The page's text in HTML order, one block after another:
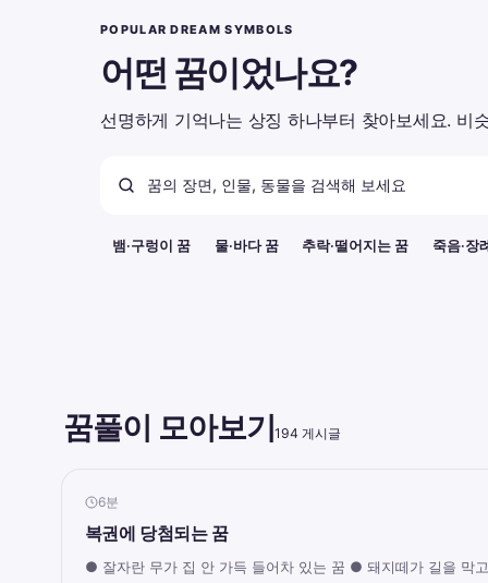
POPULAR DREAM SYMBOLS
어떤 꿈이었나요?
선명하게 기억나는 상징 하나부터 찾아보세요. 비
뱀·구렁이 꿈 물·바다 꿈 추락·떨어지는 꿈 죽음·장
꿈풀이 모아보기194 게시글
6분
복권에 당첨되는 꿈
● 잘자란 무가 집 안 가득 들어차 있는 꿈 ● 돼지떼가 길을 막